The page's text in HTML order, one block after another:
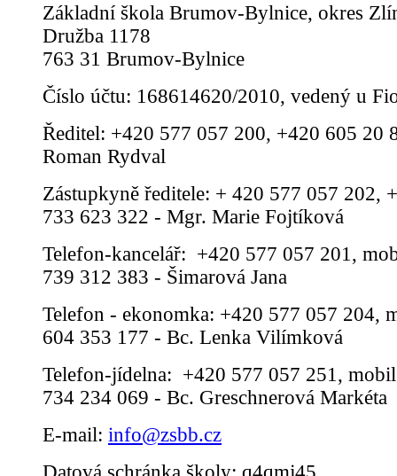
Základní škola Brumov-Bylnice, okres
Družba 1178
763 31 Brumov-Bylnice
Číslo účtu: 168614620/2010, vedený u
Ředitel: +420 577 057 200, +420 605 20
Roman Rydval
Zástupkyně ředitele: + 420 577 057 202,
733 623 322 - Mgr. Marie Fojtíková
Telefon-kancelář: +420 577 057 201,
739 312 383 - Šimarová Jana
Telefon - ekonomka: +420 577 057 204,
604 353 177 - Bc. Lenka Vilímková
Telefon-jídelna: +420 577 057 251,
734 234 069 - Bc. Greschnerová Markéta
E-mail: info@zsbb.cz